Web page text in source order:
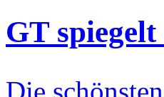
GT
Die